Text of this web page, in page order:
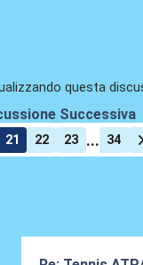
questa
Successiva
21 22 23 ... 34